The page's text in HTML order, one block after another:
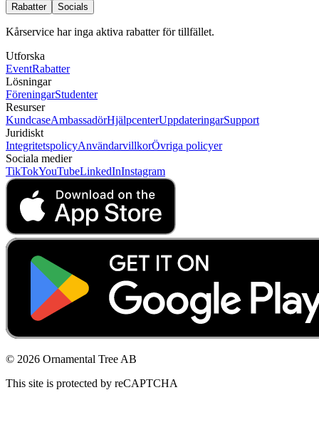
Rabatter Socials
Kårservice har inga aktiva rabatter för tillfället.
Utforska
EventRabatter
Lösningar
FöreningarStudenter
Resurser
KundcaseAmbassadörHjälpcenterUppdateringarSupport
Juridiskt
IntegritetspolicyAnvändarvillkorÖvriga policyer
Sociala medier
TikTokYouTubeLinkedInInstagram
© 2026 Ornamental Tree AB
This site is protected by reCAPTCHA